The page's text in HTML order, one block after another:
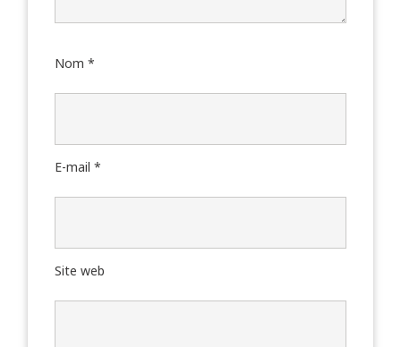
Nom *
E-mail *
Site web